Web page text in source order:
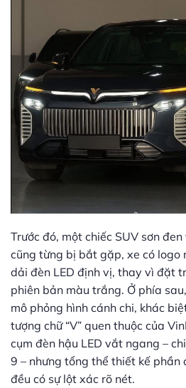
Trước đó, một chiếc SUV sơn
cũng từng bị bắt gặp, xe có
dải đèn LED định vị, thay vì đặt
phiên bản màu trắng. Ở phía
mô phỏng hình cánh chi, khác
tượng chữ “V” quen thuộc của
cụm đèn hậu LED vắt ngang –
9 – nhưng tổng thể thiết kế phần
đều có sự lột xác rõ nét.